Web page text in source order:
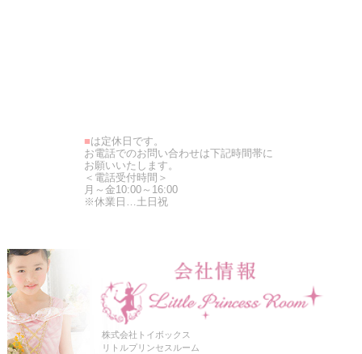
■は定休日です。
お電話でのお問い合わせは下記時間帯に
お願いいたします。
＜電話受付時間＞
月～金10:00～16:00
※休業日…土日祝
株式会社トイボックス
リトルプリンセスルーム